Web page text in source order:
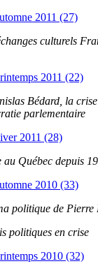
2011 (27)
culturels
2011 (22)
Bédard, la
parlementaire
2011 (28)
au Québec depuis
2010 (33)
politique de Pierre
politiques en crise
2010 (32)